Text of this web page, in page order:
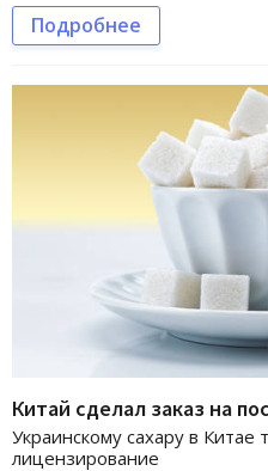
Подробнее
Китай сделал заказ на
Украинскому сахару в Китае
лицензирование